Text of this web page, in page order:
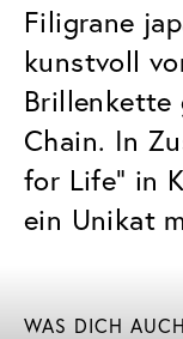
Filigrane
kunstvoll
Brillenkette
Chain. In
for Life“ in
ein Unikat
WAS DICH